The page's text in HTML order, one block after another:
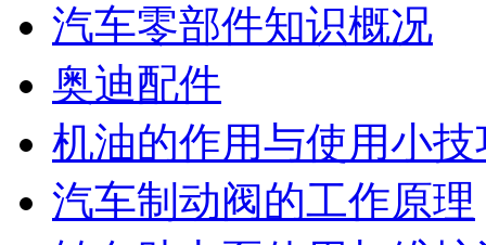
汽车零部件知识概况
奥迪配件
机油的作用与使用小技
汽车制动阀的工作原理